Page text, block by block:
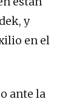
y
en el
ante la